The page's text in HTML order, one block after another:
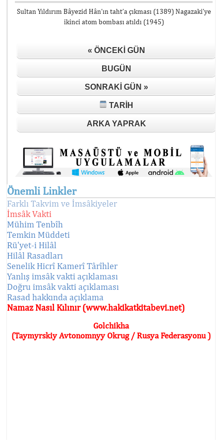
Sultan Yıldırım Bâyezid Hân’ın taht’a çıkması (1389) Nagazaki’ye
ikinci atom bombası atıldı (1945)
« ÖNCEKI GÜN
BUGÜN
SONRAKI GÜN »
TARIH
ARKA YAPRAK
Önemli Linkler
Farklı Takvim ve İmsâkiyeler
İmsâk Vakti
Mühim Tenbîh
Temkin Müddeti
Rü'yet-i Hilâl
Hilâl Rasadları
Senelik Hicrî Kamerî Târîhler
Yanlış imsâk vakti açıklaması
Doğru imsâk vakti açıklaması
Rasad hakkında açıklama
Namaz Nasıl Kılınır (www.hakikatkitabevi.net)
Golchikha
(Taymyrskiy Avtonomnyy Okrug / Rusya Federasyonu )